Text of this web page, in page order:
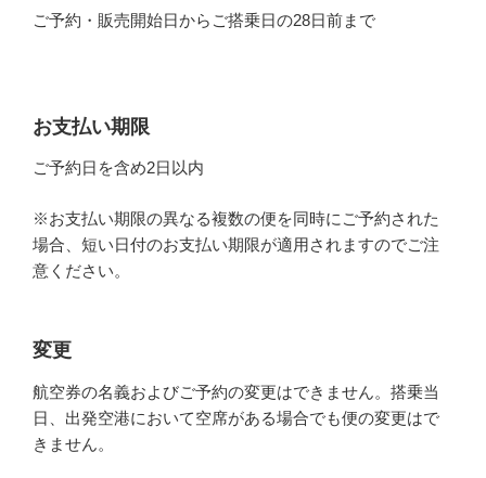
ご予約・販売開始日からご搭乗日の28日前まで
お支払い期限
ご予約日を含め2日以内
※お支払い期限の異なる複数の便を同時にご予約された
場合、短い日付のお支払い期限が適用されますのでご注
意ください。
変更
航空券の名義およびご予約の変更はできません。搭乗当
日、出発空港において空席がある場合でも便の変更はで
きません。